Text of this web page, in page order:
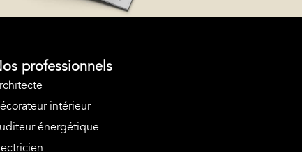
professionnels
intérieur
énergétique